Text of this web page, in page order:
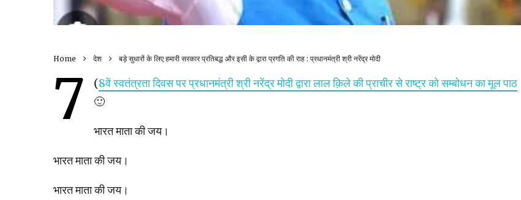
Home देश बड़े सुधारों के लिए हमारी सरकार प्रतिबद्ध और इसी के द्वारा प्रगति की राह : प्रधानमंत्री श्री नरेंद्र मोदी
(
7
8वें स्वतंत्रता दिवस पर प्रधानमंत्री श्री नरेंद्र मोदी द्वारा लाल क़िले की प्राचीर से राष्ट्र को सम्बोधन का मूल पाठ
🙂
भारत माता की जय।
भारत माता की जय।
भारत माता की जय।